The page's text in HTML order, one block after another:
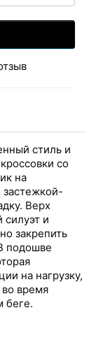
стиль и
со
на
Верх
силуэт и
закрепить
подошве
на нагрузку,
время
беге.